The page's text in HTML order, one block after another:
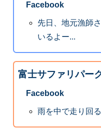
Facebook
先日、地元漁師
いるよー...
富士サファリパー
Facebook
雨を中で走り回